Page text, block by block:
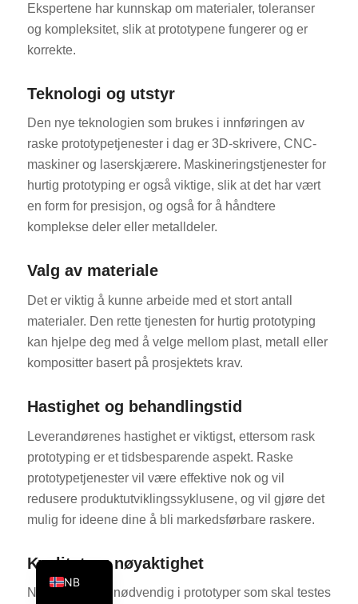
Ekspertene har kunnskap om materialer, toleranser
og kompleksitet, slik at prototypene fungerer og er
korrekte.
Teknologi og utstyr
Den nye teknologien som brukes i innføringen av
raske prototypetjenester i dag er 3D-skrivere, CNC-
maskiner og laserskjærere. Maskineringstjenester for
hurtig prototyping er også viktige, slik at det har vært
en form for presisjon, og også for å håndtere
komplekse deler eller metalldeler.
Valg av materiale
Det er viktig å kunne arbeide med et stort antall
materialer. Den rette tjenesten for hurtig prototyping
kan hjelpe deg med å velge mellom plast, metall eller
kompositter basert på prosjektets krav.
Hastighet og behandlingstid
Leverandørenes hastighet er viktigst, ettersom rask
prototyping er et tidsbesparende aspekt. Raske
prototypetjenester vil være effektive nok og vil
redusere produktutviklingssyklusene, og vil gjøre det
mulig for ideene dine å bli markedsførbare raskere.
Kvalitet og nøyaktighet
Nøyaktighet er nødvendig i prototyper som skal testes
NB
EN
FR
DE
RU
PL
TR
AR
ES
KO
CS
DA
FI
EL
RO
ES_MX